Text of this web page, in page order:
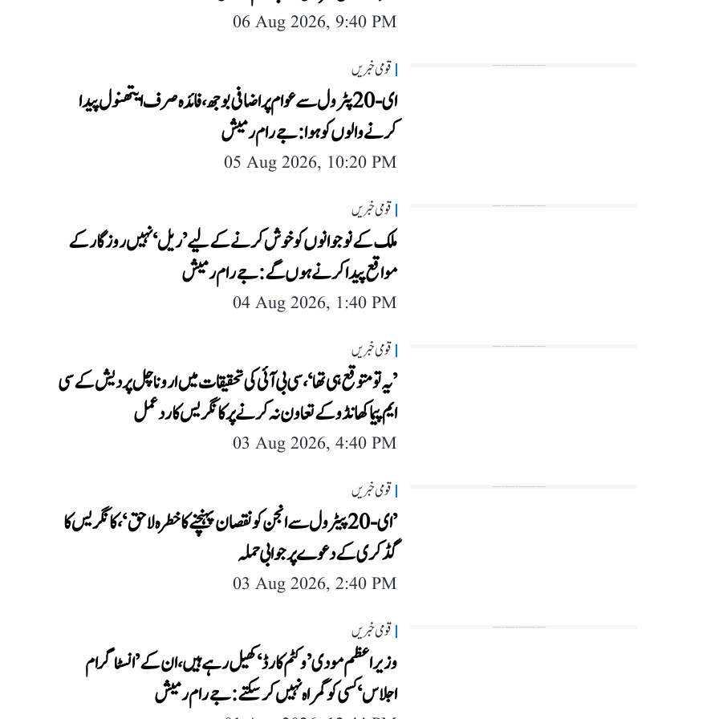
06 Aug 2026, 9:40 PM
قومی خبریں
ای-20 پٹرول سے عوام پر اضافی بوجھ، فائدہ صرف ایتھنول پیدا
کرنے والوں کو ہوا: جے رام رمیش
05 Aug 2026, 10:20 PM
قومی خبریں
ملک کے نوجوانوں کو خوش کرنے کے لیے ’ریل‘ نہیں روزگار کے
مواقع پیدا کرنے ہوں گے: جے رام رمیش
04 Aug 2026, 1:40 PM
قومی خبریں
’یہ تو متوقع ہی تھا‘، سی بی آئی کی تحقیقات میں اروناچل پردیش کے سی
ایم پیما کھانڈو کے تعاون نہ کرنے پر کانگریس کا ردعمل
03 Aug 2026, 4:40 PM
قومی خبریں
’ای-20 پیٹرول سے انجن کو نقصان پہنچنے کا خطرہ لاحق‘، کانگریس کا
گڈکری کے دعوے پر جوابی حملہ
03 Aug 2026, 2:40 PM
قومی خبریں
وزیر اعظم مودی ’وکٹم کارڈ‘ کھیل رہے ہیں، ان کے ’انسٹاگرام
اجلاس‘ کسی کو گمراہ نہیں کر سکتے: جے رام رمیش